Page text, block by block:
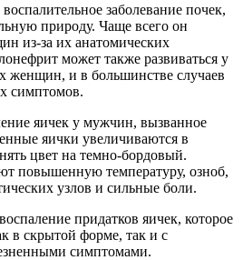
заболевание почек,
природу. Чаще всего он
из-за их анатомических
может также развиваться у
женщин, и в большинстве случаев
симптомов.
яичек у мужчин, вызванное
яички увеличиваются в
цвет на темно-бордовый.
повышенную температуру, озноб,
узлов и сильные боли.
придатков яичек, которое
в скрытой форме, так и с
симптомами.